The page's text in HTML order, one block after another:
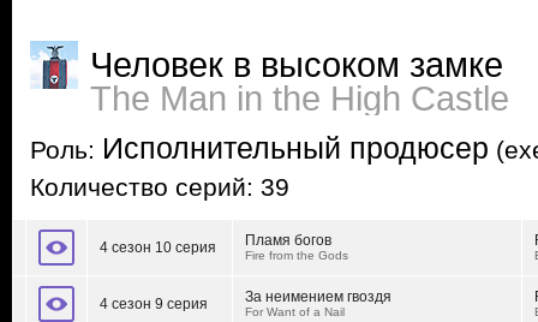
Человек в высоком замке
The Man in the High Castle
Роль: Исполнительный продюсер
Количество серий: 39
4 сезон 10 серия Пламя богов
Fire from the Gods
4 сезон 9 серия За неимением гвоздя
For Want of a Nail